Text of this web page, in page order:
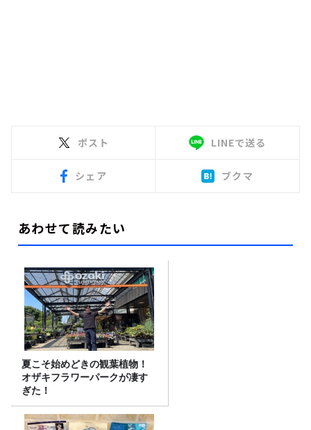
ポスト LINEで送る
シェア ブクマ
あわせて読みたい
夏こそ始めどきの観葉植物！
オザキフラワーパークが凄す
ぎた！